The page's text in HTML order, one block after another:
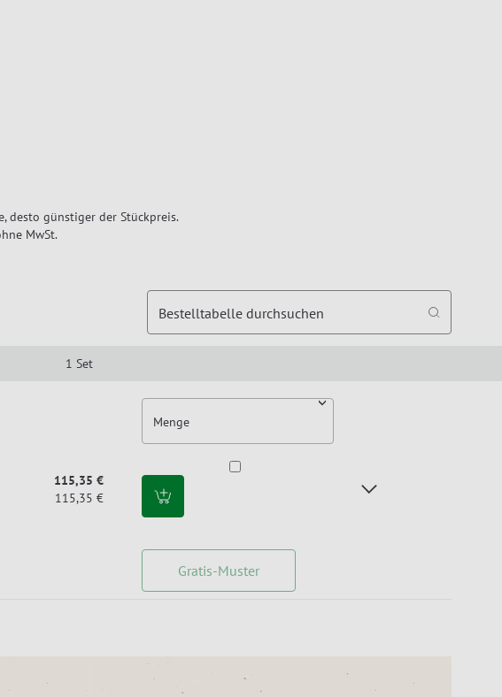
desto günstiger der Stückpreis.
MwSt.
Bestelltabelle durchsuchen
1 Set
115,35 €
115,35 €
Menge
Gratis-Muster